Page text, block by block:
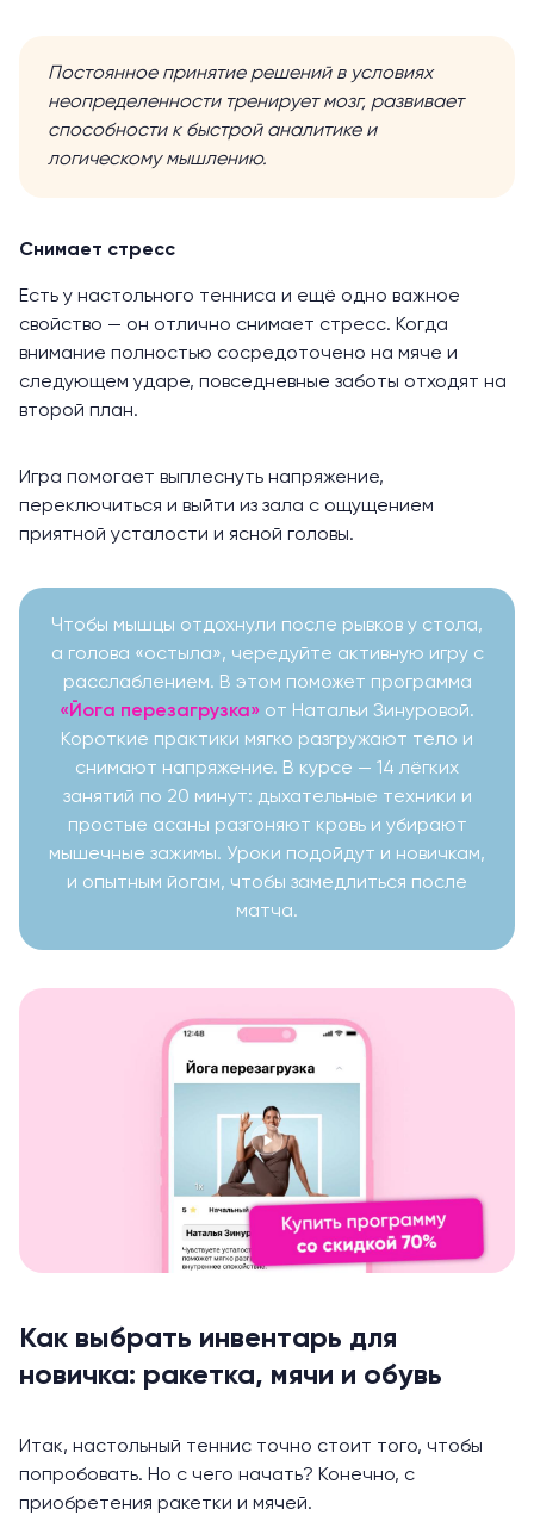
Постоянное принятие решений в условиях
неопределенности тренирует мозг, развивает
способности к быстрой аналитике и
логическому мышлению.
Снимает стресс
Есть у настольного тенниса и ещё одно важное
свойство — он отлично снимает стресс. Когда
внимание полностью сосредоточено на мяче и
следующем ударе, повседневные заботы отходят на
второй план.
Игра помогает выплеснуть напряжение,
переключиться и выйти из зала с ощущением
приятной усталости и ясной головы.
Чтобы мышцы отдохнули после рывков у стола,
а голова «остыла», чередуйте активную игру с
расслаблением. В этом поможет программа
«Йога перезагрузка» от Натальи Зинуровой.
Короткие практики мягко разгружают тело и
снимают напряжение. В курсе — 14 лёгких
занятий по 20 минут: дыхательные техники и
простые асаны разгоняют кровь и убирают
мышечные зажимы. Уроки подойдут и новичкам,
и опытным йогам, чтобы замедлиться после
матча.
Как выбрать инвентарь для
новичка: ракетка, мячи и обувь
Итак, настольный теннис точно стоит того, чтобы
попробовать. Но с чего начать? Конечно, с
приобретения ракетки и мячей.